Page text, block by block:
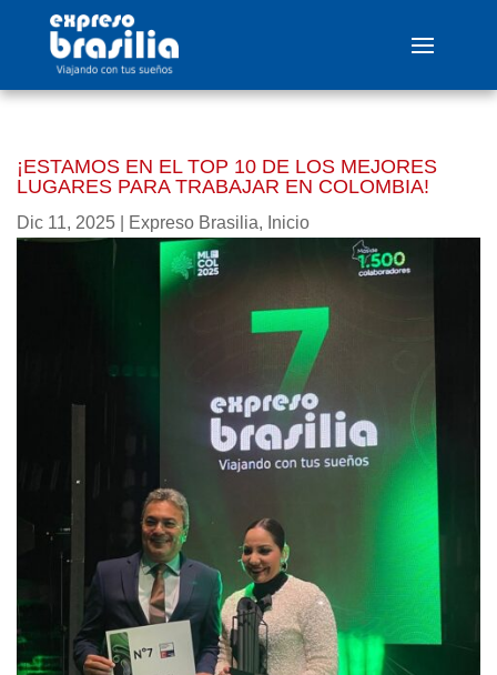
¡ESTAMOS EN EL TOP 10 DE LOS MEJORES
LUGARES PARA TRABAJAR EN COLOMBIA!
Dic 11, 2025 Expreso Brasilia, Inicio